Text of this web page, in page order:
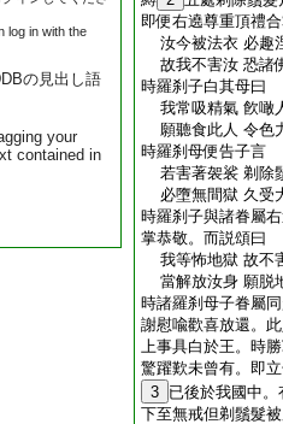
log in with the
の見出し語
your
contained in
即便右遶尊重頂禮
汝今被法衣 必趣
故我不害汝 恐諸
時羅刹子白其母曰
我常吸精氣 飮噉
願聽食此人 令色
時羅刹母便告子言
若害著袈裟 剃除
必墮無間獄 久受
時羅刹子與諸眷屬
掌恭敬。而説頌曰
我等怖地獄 故不
當解放汝身 願脱
時諸羅刹母子眷屬
謝慰喩歡喜放還。
上事具白於王。時
驚躍歎未曾有。即
3 已後於我國中
下至無戒但剃鬚髮